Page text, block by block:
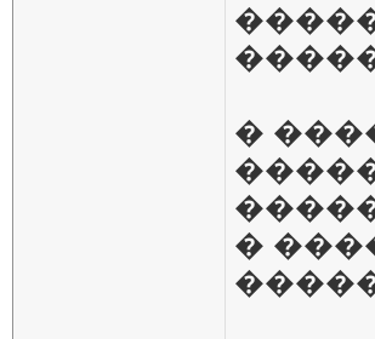
�
�